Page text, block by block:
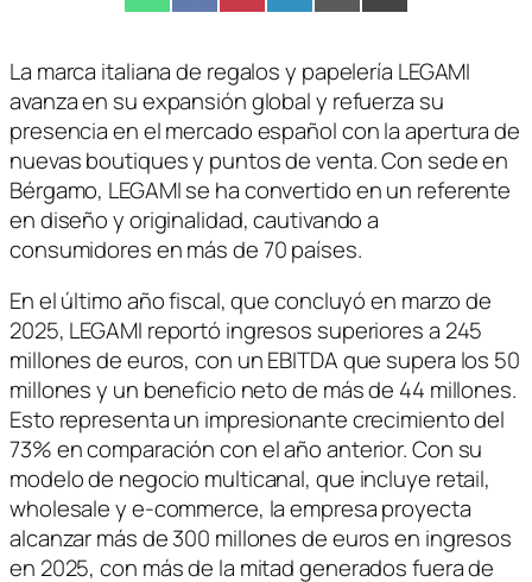
en en en en en en
(Twitter)
La marca italiana de regalos y papelería LEGAMI
avanza en su expansión global y refuerza su
presencia en el mercado español con la apertura de
nuevas boutiques y puntos de venta. Con sede en
Bérgamo, LEGAMI se ha convertido en un referente
en diseño y originalidad, cautivando a
consumidores en más de 70 países.
En el último año fiscal, que concluyó en marzo de
2025, LEGAMI reportó ingresos superiores a 245
millones de euros, con un EBITDA que supera los 50
millones y un beneficio neto de más de 44 millones.
Esto representa un impresionante crecimiento del
73% en comparación con el año anterior. Con su
modelo de negocio multicanal, que incluye retail,
wholesale y e-commerce, la empresa proyecta
alcanzar más de 300 millones de euros en ingresos
en 2025, con más de la mitad generados fuera de